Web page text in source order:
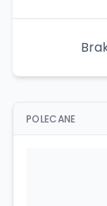
POLECANE